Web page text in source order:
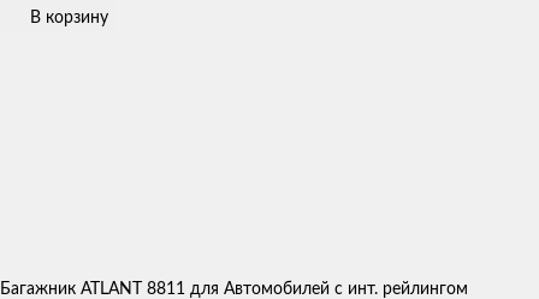
В корзину
Багажник ATLANT 8811 для Автомобилей с инт. рейлингом